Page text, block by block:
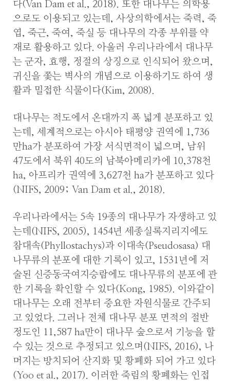
다(Van Dam et al., 2018). 또한 대나무는 의학용
으로도 이용되고 있는데, 사상의학에서는 죽력, 죽
엽, 죽근, 죽여, 죽실 등 대나무의 각종 부위를 약
재로 활용하고 있다. 아울러 우리나라에서 대나무
는 군자, 효행, 정절의 상징으로 인식되어 왔으며,
귀신을 쫓는 벽사의 개념으로 이용하기도 하여 생
활과 밀접한 식물이다(Kim, 2008).
대나무는 적도에서 온대까지 폭 넓게 분포하고 있
는데, 세계적으로는 아시아 태평양 권역에 1,736
만ha가 분포하여 가장 서식면적이 넓으며, 남위
47도에서 북위 40도의 남북아메리카에 10,378천
ha, 아프리카 권역에 3,627천 ha가 분포하고 있다
(NIFS, 2009; Van Dam et al., 2018).
우리나라에서는 5속 19종의 대나무가 자생하고 있
는데(NIFS, 2005), 1454년 세종실록지리지에도
참대속(Phyllostachys)과 이대속(Pseudosasa) 대
나무류의 분포에 대한 기록이 있고, 1531년에 저
술된 신증동국여지승람에도 대나무류의 분포에 관
한 기록을 확인할 수 있다(Kong, 1985). 이와같이
대나무는 오래 전부터 중요한 자원식물로 간주되
고 있었다. 그러나 전체 대나무 분포 면적의 절반
정도인 11,587 ha만이 대나무 숲으로서 기능을 할
수 있는 것으로 추정되고 있으며(NIFS, 2016), 나
머지는 방치되어 산지화 및 황폐화 되어 가고 있다
(Yoo et al., 2017). 이러한 죽림의 황폐화는 인접